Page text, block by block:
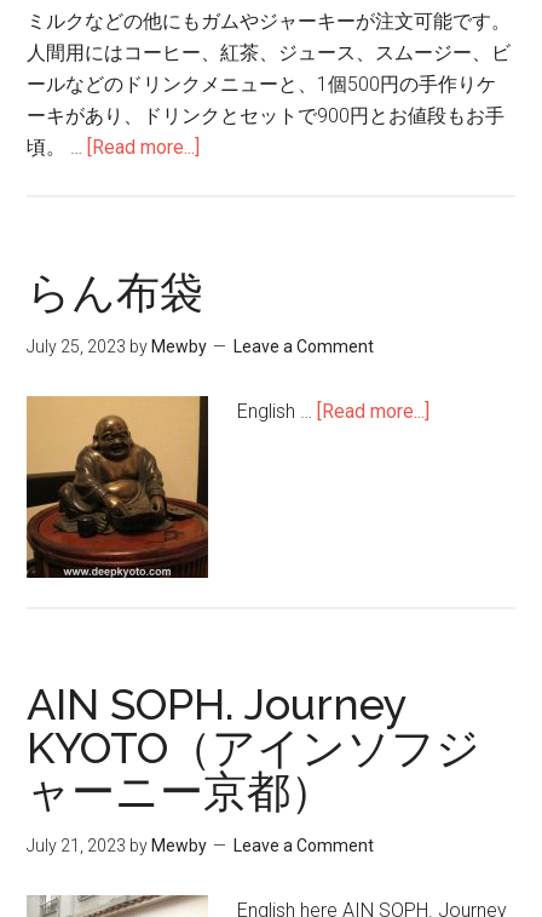
ミルクなどの他にもガムやジャーキーが注文可能です。
人間用にはコーヒー、紅茶、ジュース、スムージー、ビ
ールなどのドリンクメニューと、1個500円の手作りケ
ーキがあり、ドリンクとセットで900円とお値段もお手
頃。 … [Read more...]
らん布袋
July 25, 2023 by Mewby Leave a Comment
English … [Read more...]
AIN SOPH. Journey
KYOTO（アインソフジ
ャーニー京都）
July 21, 2023 by Mewby Leave a Comment
English here AIN SOPH. Journey